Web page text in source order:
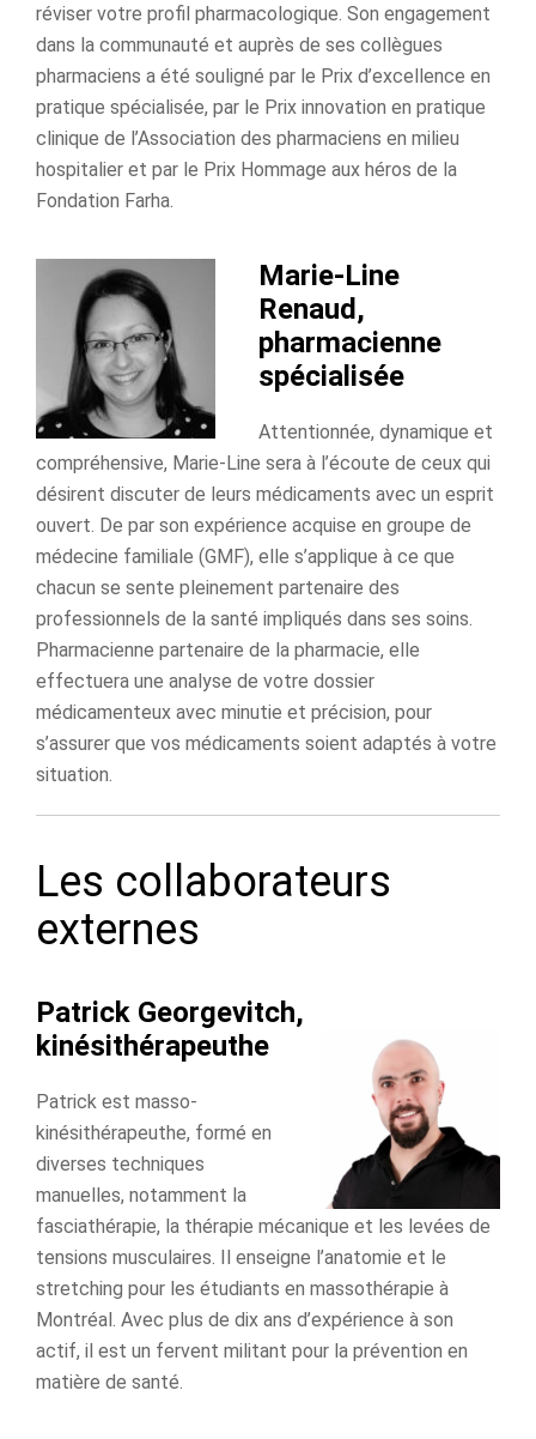
réviser votre profil pharmacologique. Son engagement
dans la communauté et auprès de ses collègues
pharmaciens a été souligné par le Prix d’excellence en
pratique spécialisée, par le Prix innovation en pratique
clinique de l’Association des pharmaciens en milieu
hospitalier et par le Prix Hommage aux héros de la
Fondation Farha.
Marie-Line
Renaud,
pharmacienne
spécialisée
Attentionnée, dynamique et
compréhensive, Marie-Line sera à l’écoute de ceux qui
désirent discuter de leurs médicaments avec un esprit
ouvert. De par son expérience acquise en groupe de
médecine familiale (GMF), elle s’applique à ce que
chacun se sente pleinement partenaire des
professionnels de la santé impliqués dans ses soins.
Pharmacienne partenaire de la pharmacie, elle
effectuera une analyse de votre dossier
médicamenteux avec minutie et précision, pour
s’assurer que vos médicaments soient adaptés à votre
situation.
Les collaborateurs
externes
Patrick Georgevitch,
kinésithérapeuthe
Patrick est masso-
kinésithérapeuthe, formé en
diverses techniques
manuelles, notamment la
fasciathérapie, la thérapie mécanique et les levées de
tensions musculaires. Il enseigne l’anatomie et le
stretching pour les étudiants en massothérapie à
Montréal. Avec plus de dix ans d’expérience à son
actif, il est un fervent militant pour la prévention en
matière de santé.